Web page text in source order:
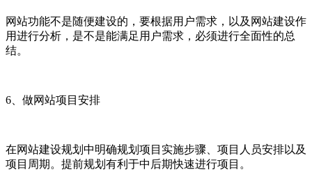
网站功能不是随便建设的，要根据用户需求，以及网站建设作
用进行分析，是不是能满足用户需求，必须进行全面性的总
结。
6、做网站项目安排
在网站建设规划中明确规划项目实施步骤、项目人员安排以及
项目周期。提前规划有利于中后期快速进行项目。